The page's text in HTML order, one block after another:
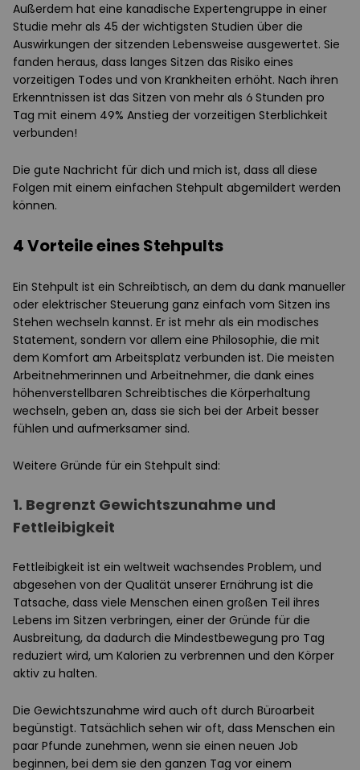
Außerdem hat eine kanadische Expertengruppe in einer
Studie mehr als 45 der wichtigsten Studien über die
Auswirkungen der sitzenden Lebensweise ausgewertet. Sie
fanden heraus, dass langes Sitzen das Risiko eines
vorzeitigen Todes und von Krankheiten erhöht. Nach ihren
Erkenntnissen ist das Sitzen von mehr als 6 Stunden pro
Tag mit einem 49% Anstieg der vorzeitigen Sterblichkeit
verbunden!
Die gute Nachricht für dich und mich ist, dass all diese
Folgen mit einem einfachen Stehpult abgemildert werden
können.
4 Vorteile eines Stehpults
Ein Stehpult ist ein Schreibtisch, an dem du dank manueller
oder elektrischer Steuerung ganz einfach vom Sitzen ins
Stehen wechseln kannst. Er ist mehr als ein modisches
Statement, sondern vor allem eine Philosophie, die mit
dem Komfort am Arbeitsplatz verbunden ist. Die meisten
Arbeitnehmerinnen und Arbeitnehmer, die dank eines
höhenverstellbaren Schreibtisches die Körperhaltung
wechseln, geben an, dass sie sich bei der Arbeit besser
fühlen und aufmerksamer sind.
Weitere Gründe für ein Stehpult sind:
1. Begrenzt Gewichtszunahme und
Fettleibigkeit
Fettleibigkeit ist ein weltweit wachsendes Problem, und
abgesehen von der Qualität unserer Ernährung ist die
Tatsache, dass viele Menschen einen großen Teil ihres
Lebens im Sitzen verbringen, einer der Gründe für die
Ausbreitung, da dadurch die Mindestbewegung pro Tag
reduziert wird, um Kalorien zu verbrennen und den Körper
aktiv zu halten.
Die Gewichtszunahme wird auch oft durch Büroarbeit
begünstigt. Tatsächlich sehen wir oft, dass Menschen ein
paar Pfunde zunehmen, wenn sie einen neuen Job
beginnen, bei dem sie den ganzen Tag vor einem